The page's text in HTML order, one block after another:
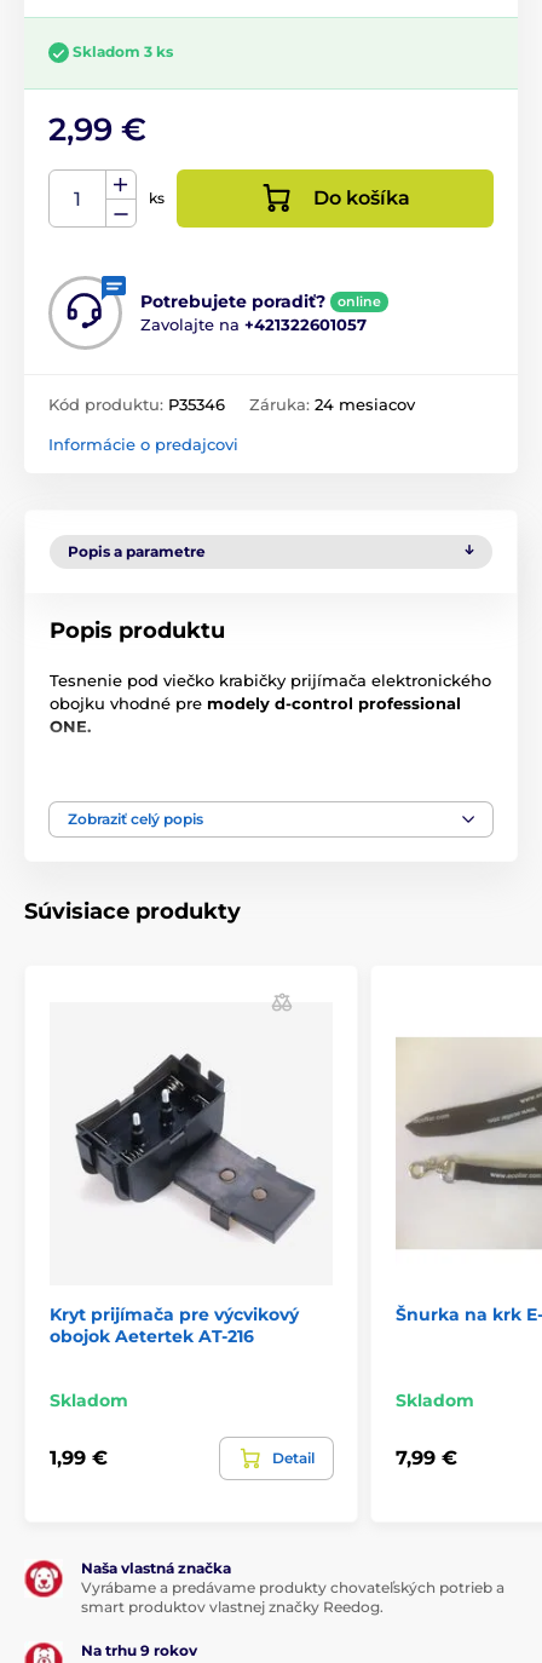
Skladom 3 ks
2,99 €
ks Do košíka
Potrebujete poradiť? online
Zavolajte na +421322601057
Kód produktu: P35346 Záruka: 24 mesiacov
Informácie o predajcovi
Popis a parametre
Popis produktu
Tesnenie pod viečko krabičky prijímača elektronického
obojku vhodné pre modely d-control professional
ONE.
ilustračný charakter.
Zobraziť celý popis
Súvisiace produkty
Kryt prijímača pre výcvikový
obojok Aetertek AT-216
Skladom
1,99 € Detail
Šnurka na krk
Skladom
7,99 €
Naša vlastná značka
Vyrábame a predávame produkty chovateľských potrieb a
smart produktov vlastnej značky Reedog.
Na trhu 9 rokov